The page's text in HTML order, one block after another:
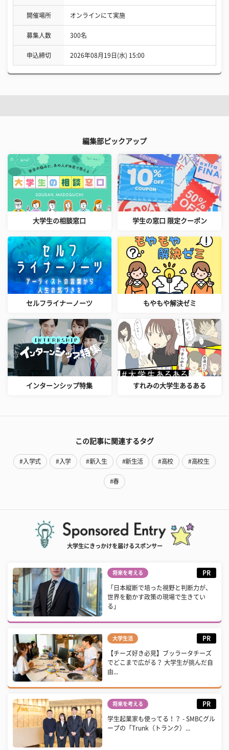
開催場所 オンラインにて実施
募集人数 300名
申込締切 2026年08月19日(水) 15:00
編集部ピックアップ
大学生の相談窓口 学生の窓口 限定クーポン
セルフライナーノーツ もやもや解決ゼミ
インターンシップ特集 すれみの大学生あるある
この記事に関連するタグ
#入学式 #入学 #新入生 #新生活 #高校 #高校生
#春
大学生にきっかけを届けるスポンサー
将来を考える PR
「日本縦断で培った視野と判断力が、
世界を動かす政策の現場で生きてい
る」
大学生活 PR
【チーズ好き必見】ブッラータチーズ
でどこまで広がる？ 大学生が挑んだ自
由...
将来を考える PR
学生起業家も使ってる！？ - SMBCグル
ープの「Trunk（トランク）...